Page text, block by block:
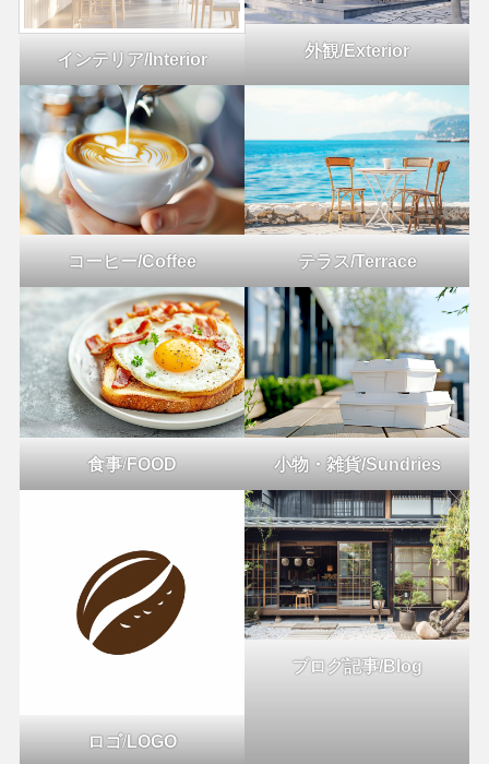
インテリア/Interior 外観/Exterior
コーヒー/Coffee テラス/Terrace
食事/FOOD 小物・雑貨/Sundries
ロゴ/LOGO
ブログ記事/Blog